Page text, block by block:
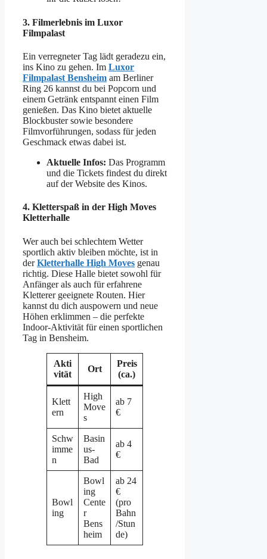
3. Filmerlebnis im Luxor
Filmpalast
Ein verregneter Tag lädt geradezu ein,
ins Kino zu gehen. Im Luxor
Filmpalast Bensheim am Berliner
Ring 26 kannst du bei Popcorn und
einem Getränk entspannt einen Film
genießen. Das Kino bietet aktuelle
Blockbuster sowie besondere
Filmvorführungen, sodass für jeden
Geschmack etwas dabei ist.
Aktuelle Infos: Das Programm
und die Tickets findest du direkt
auf der Website des Kinos.
4. Kletterspaß in der High Moves
Kletterhalle
Wer auch bei schlechtem Wetter
sportlich aktiv bleiben möchte, ist in
derKletterhalle High Moves genau
richtig. Diese Halle bietet sowohl für
Anfänger als auch für erfahrene
Kletterer geeignete Routen. Hier
kannst du dich auspowern und neue
Höhen erklimmen – die perfekte
Indoor-Aktivität für einen sportlichen
Tag in Bensheim.
Akti
vität
Ort
Preis
(ca.)
Klett
ern
High
Move
s
ab 7
€
Schw
imme
n
Basin
us-
Bad
ab 4
€
Bowl
ing
Bowl
ing
Cente
r
Bens
heim
ab 24
€
(pro
Bahn
/Stun
de)